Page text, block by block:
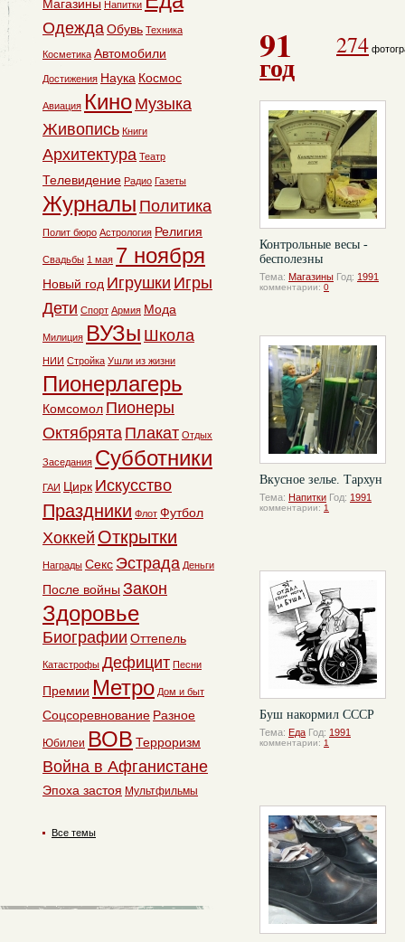
91
год
274
Контрольные весы -
бесполезны
Тема: Магазины Год: 1991
комментарии: 0
Вкусное зелье. Тархун
Тема: Напитки Год: 1991
комментарии: 1
Буш накормил СССР
Тема: Еда Год: 1991
комментарии: 1
Магазины Напитки
ОдеждаОбувь Техника
Косметика Автомобили
Достижения Наука Космос
Авиация Кино Музыка
Живопись Книги
Архитектура Театр
Телевидение Радио Газеты
Журналы Политика
Полит бюро Астрология Религия
Свадьбы 1 мая 7 ноября
Новый год Игрушки Игры
Дети Спорт Армия Мода
Милиция ВУЗы Школа
НИИ Стройка Ушли из жизни
Пионерлагерь
Комсомол Пионеры
Октябрята Плакат Отдых
Заседания Субботники
ГАИ Цирк Искусство
Праздники Флот Футбол
Хоккей Открытки
Награды Секс Эстрада Деньги
После войны Закон
Здоровье
Биографии Оттепель
Катастрофы Дефицит Песни
Премии Метро Дом и быт
Соцсоревнование Разное
Юбилеи ВОВ Терроризм
Война в Афганистане
Эпоха застоя Мультфильмы
Все темы